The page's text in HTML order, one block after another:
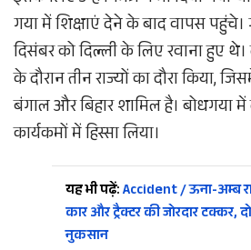
गया में शिक्षाएं देने के बाद वापस
दिसंबर को दिल्ली के लिए रवाना हुए
के दौरान तीन राज्यों का दौरा किया,
बंगाल और बिहार शामिल है। बोधगया में
कार्यकमों में हिस्सा लिया।
यह भी पढ़ें:Accident / ऊना-अम्ब
कार और ट्रैक्टर की जोरदार टक्कर,
नुकसान